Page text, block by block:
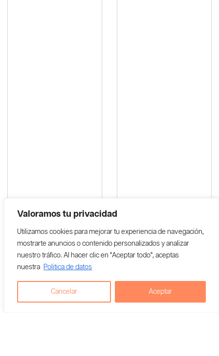
Valoramos tu privacidad
Utilizamos cookies para mejorar tu experiencia de navegación,
mostrarte anuncios o contenido personalizados y analizar
nuestro tráfico. Al hacer clic en "Aceptar todo", aceptas
nuestra Politica de datos
Cancelar Aceptar
Orgánico Ancho
Organico Cañamo